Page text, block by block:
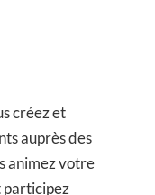
créez et
auprès des
animez votre
participez